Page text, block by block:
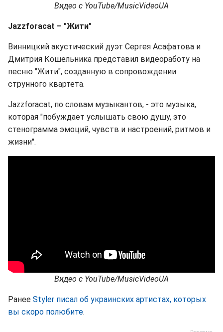
Видео с YouTube/MusicVideoUA
Jazzforacat – "Жити"
Винницкий акустический дуэт Сергея Асафатова и
Дмитрия Кошельника представил видеоработу на
песню "Жити", созданную в сопровождении
струнного квартета.
Jazzforacat, по словам музыкантов, - это музыка,
которая "побуждает услышать свою душу, это
стенограмма эмоций, чувств и настроений, ритмов и
жизни".
Видео с YouTube/MusicVideoUA
Ранее Styler писал об украинских артистах, которых
вы скоро полюбите.